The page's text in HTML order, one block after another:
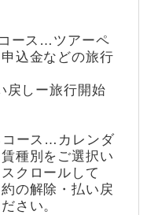
ース…ツアーペ
込金などの旅行
戻しー旅行開始
ース…カレンダ
種別をご選択い
クロールして
の解除・払い戻
さい。